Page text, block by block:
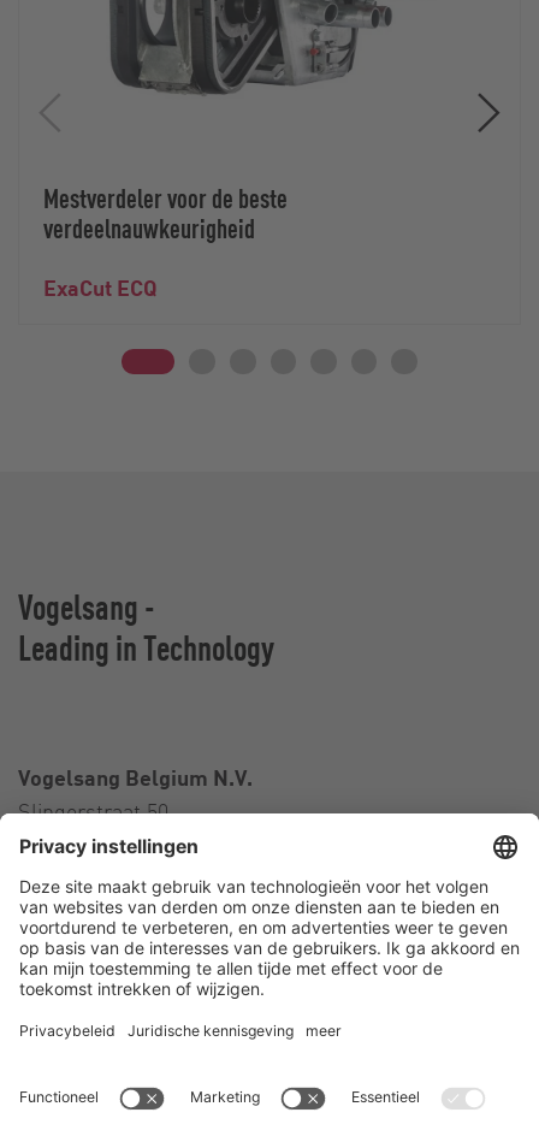
Mestverdeler voor de beste
verdeelnauwkeurigheid
ExaCut ECQ
Vogelsang -
Leading in Technology
Vogelsang Belgium N.V.
Slingerstraat 50
8820 Torhout
België
Contact
Telefoon:+32 51 81 96 40